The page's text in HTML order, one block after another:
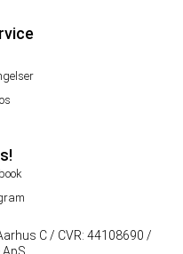
C / CVR: 44108690 /